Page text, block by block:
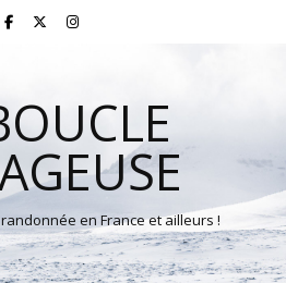
en France et ailleurs !